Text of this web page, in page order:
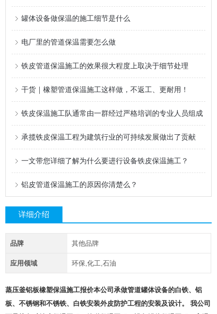
罐体设备做保温的施工细节是什么
电厂里的管道保温需要怎么做
铁皮管道保温施工的效果很大程度上取决于细节处理
干货｜橡塑管道保温施工这样做，不返工、更耐用！
铁皮保温施工队通常由一群经过严格培训的专业人员组成
承揽铁皮保温工程为建筑行业的可持续发展做出了贡献
一文带您详细了解为什么要进行设备铁皮保温施工？
铝皮管道保温施工的原因你清楚么？
详细介绍
品牌 其他品牌
应用领域 环保,化工,石油
蒸压釜铝板橡塑保温施工报价本公司承做管道罐体设备的白铁、铝
板、不锈钢和不锈铁、白铁安装外皮防护工程的安装及设计。 我公司